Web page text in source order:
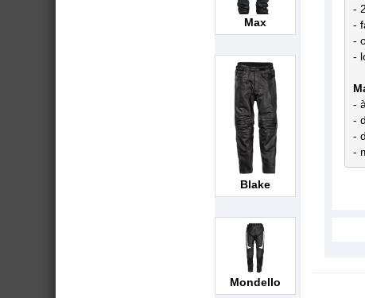
Max
Blake
Mondello
-
-
-
-
-
-
-
-